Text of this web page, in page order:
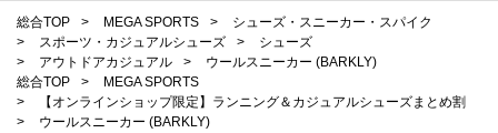
総合TOP > MEGA SPORTS >
シューズ・スニーカー・スパイク
>
スポーツ・カジュアルシューズ >
シューズ
>
アウトドアカジュアル >
ウールスニーカー (BARKLY)
総合TOP
>
MEGA SPORTS
>
【オンラインショップ限定】ランニング＆カジュアルシューズまとめ割
>
ウールスニーカー (BARKLY)